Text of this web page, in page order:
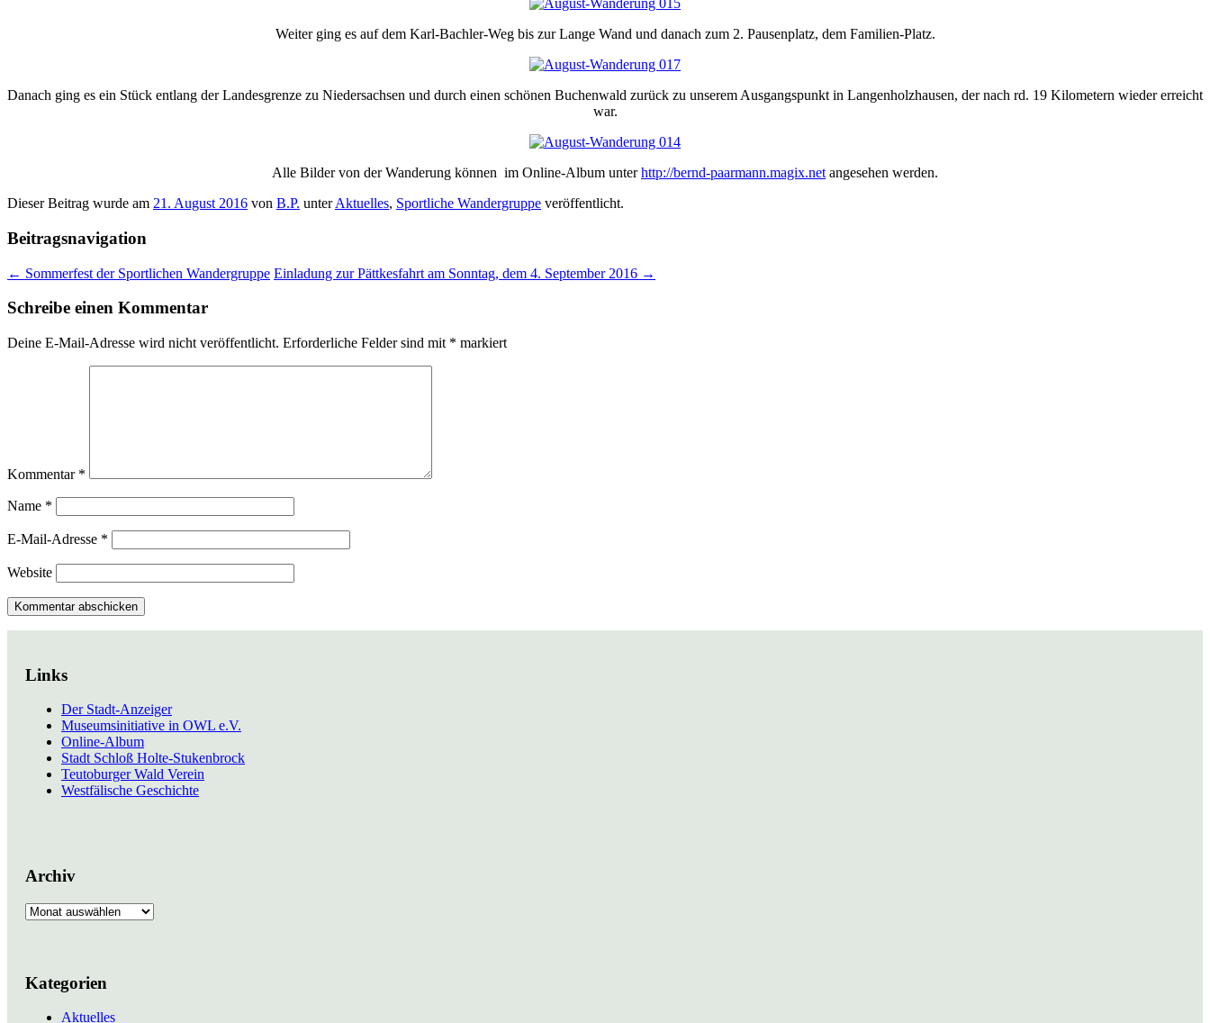
Weiter ging es auf dem Karl-Bachler-Weg bis zur Lange Wand und danach zum 2. Pausenplatz, dem Familien-Platz.
Danach ging es ein Stück entlang der Landesgrenze zu Niedersachsen und durch einen schönen Buchenwald zurück zu unserem Ausgangspunkt in Langenholzhausen, der nach rd. 19 Kilometern wieder erreicht
war.
Alle Bilder von der Wanderung können im Online-Album unterhttp://bernd-paarmann.magix.net angesehen werden.
Dieser Beitrag wurde am 21. August 2016 von B.P. unterAktuelles, Sportliche Wandergruppe veröffentlicht.
Beitragsnavigation
← Sommerfest der Sportlichen Wandergruppe Einladung zur Pättkesfahrt am Sonntag, dem 4. September 2016 →
Schreibe einen Kommentar
Deine E-Mail-Adresse wird nicht veröffentlicht. Erforderliche Felder sind mit * markiert
Kommentar *
Name *
E-Mail-Adresse *
Website
Links
Der Stadt-Anzeiger
Museumsinitiative in OWL e.V.
Online-Album
Stadt Schloß Holte-Stukenbrock
Teutoburger Wald Verein
Westfälische Geschichte
Archiv
Archiv
Kategorien
Aktuelles